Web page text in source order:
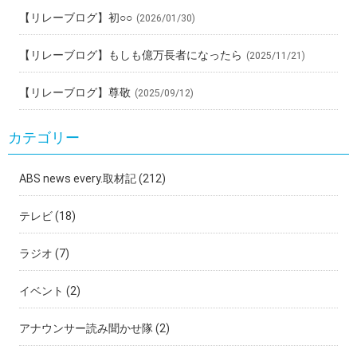
【リレーブログ】初○○ (2026/01/30)
【リレーブログ】もしも億万長者になったら (2025/11/21)
【リレーブログ】尊敬 (2025/09/12)
カテゴリー
ABS news every.取材記(212)
テレビ(18)
ラジオ (7)
イベント (2)
アナウンサー読み聞かせ隊(2)